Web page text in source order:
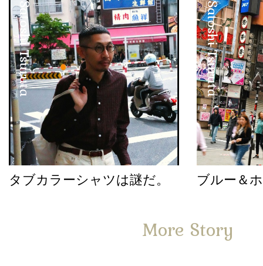
Satoshi Tsuruta
タブカラーシャツは謎だ。
Satoshi Tsuruta
ブルー＆
More Story